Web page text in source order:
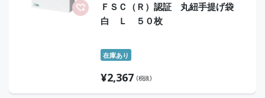
ＦＳＣ（Ｒ）認証 丸紐手提げ袋
白 Ｌ ５０枚
在庫あり
¥2,367 (税抜)